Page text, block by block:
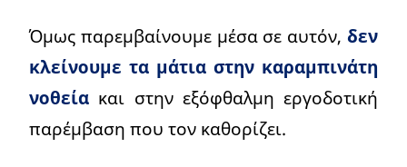
Όμως παρεμβαίνουμε μέσα σε αυτόν, δεν
κλείνουμε τα μάτια στην καραμπινάτη
νοθεία και στην εξόφθαλμη εργοδοτική
παρέμβαση που τον καθορίζει.